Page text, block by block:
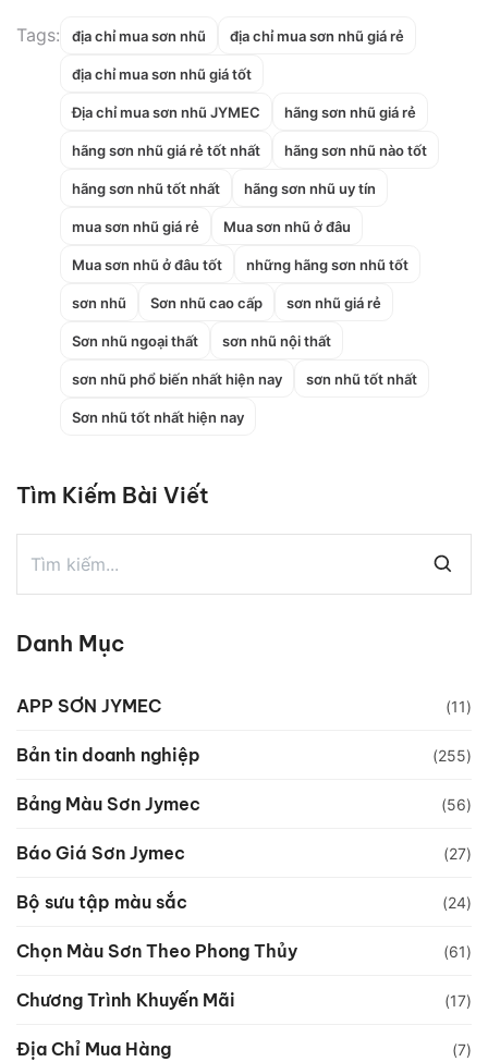
Tags:
địa chỉ mua sơn nhũ địa chỉ mua sơn nhũ giá rẻ
địa chỉ mua sơn nhũ giá tốt
Địa chỉ mua sơn nhũ JYMEC hãng sơn nhũ giá rẻ
hãng sơn nhũ giá rẻ tốt nhất hãng sơn nhũ nào tốt
hãng sơn nhũ tốt nhất hãng sơn nhũ uy tín
mua sơn nhũ giá rẻ Mua sơn nhũ ở đâu
Mua sơn nhũ ở đâu tốt những hãng sơn nhũ tốt
sơn nhũ Sơn nhũ cao cấp sơn nhũ giá rẻ
Sơn nhũ ngoại thất sơn nhũ nội thất
sơn nhũ phổ biến nhất hiện nay sơn nhũ tốt nhất
Sơn nhũ tốt nhất hiện nay
Tìm Kiếm Bài Viết
Danh Mục
APP SƠN JYMEC (11)
Bản tin doanh nghiệp (255)
Bảng Màu Sơn Jymec (56)
Báo Giá Sơn Jymec (27)
Bộ sưu tập màu sắc (24)
Chọn Màu Sơn Theo Phong Thủy (61)
Chương Trình Khuyến Mãi (17)
Địa Chỉ Mua Hàng (7)